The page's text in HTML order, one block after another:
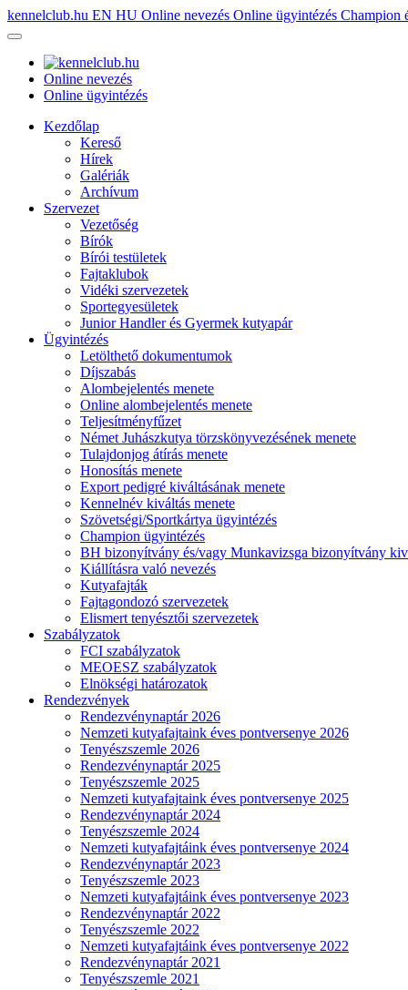
kennelclub.hu EN HU Online nevezés Online ügyintézés Champion
Online nevezés
Online ügyintézés
Kezdőlap
Kereső
Hírek
Galériák
Archívum
Szervezet
Vezetőség
Bírók
Bírói testületek
Fajtaklubok
Vidéki szervezetek
Sportegyesületek
Junior Handler és Gyermek kutyapár
Ügyintézés
Letölthető dokumentumok
Díjszabás
Alombejelentés menete
Online alombejelentés menete
Teljesítményfűzet
Német Juhászkutya törzskönyvezésének menete
Tulajdonjog átírás menete
Honosítás menete
Export pedigré kiváltásának menete
Kennelnév kiváltás menete
Szövetségi/Sportkártya ügyintézés
Champion ügyintézés
BH bizonyítvány és/vagy Munkavizsga bizonyítvány
Kiállításra való nevezés
Kutyafajták
Fajtagondozó szervezetek
Elismert tenyésztői szervezetek
Szabályzatok
FCI szabályzatok
MEOESZ szabályzatok
Elnökségi határozatok
Rendezvények
Rendezvénynaptár 2026
Nemzeti kutyafajtaink éves pontversenye 2026
Tenyészszemle 2026
Rendezvénynaptár 2025
Tenyészszemle 2025
Nemzeti kutyafajtaink éves pontversenye 2025
Rendezvénynaptár 2024
Tenyészszemle 2024
Nemzeti kutyafajtáink éves pontversenye 2024
Rendezvénynaptár 2023
Tenyészszemle 2023
Nemzeti kutyafajtáink éves pontversenye 2023
Rendezvénynaptár 2022
Tenyészszemle 2022
Nemzeti kutyafajtáink éves pontversenye 2022
Rendezvénynaptár 2021
Tenyészszemle 2021